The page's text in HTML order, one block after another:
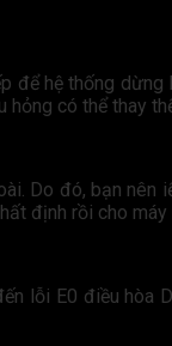
để hệ thống
có thể thay
Do đó, bạn nên
định rồi cho máy
lỗi E0 điều hòa